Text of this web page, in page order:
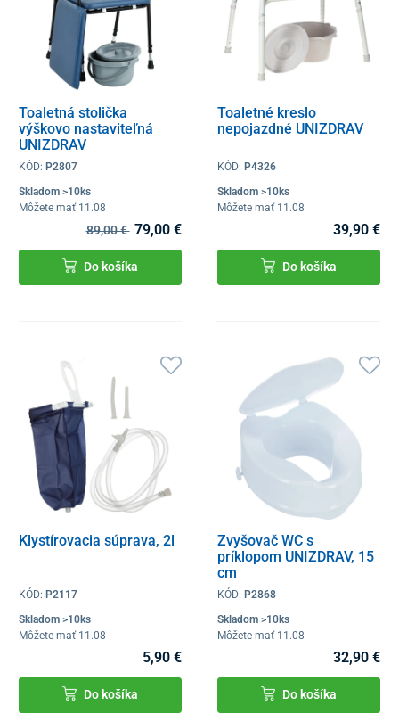
Toaletná stolička
výškovo nastaviteľná
UNIZDRAV
KÓD: P2807
Skladom >10ks
Môžete mať 11.08
89,00 € 79,00 €
Do košíka
Toaletné kreslo
nepojazdné UNIZDRAV
KÓD:P4326
Skladom >10ks
Môžete mať 11.08
39,90 €
Do košíka
Klystírovacia súprava, 2l
KÓD: P2117
Skladom >10ks
Môžete mať 11.08
5,90 €
Do košíka
Zvyšovač WC s
príklopom UNIZDRAV, 15
cm
KÓD:P2868
Skladom >10ks
Môžete mať 11.08
32,90 €
Do košíka